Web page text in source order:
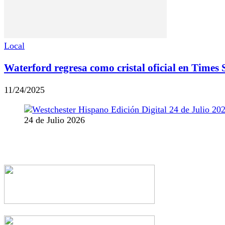
Local
Waterford regresa como cristal oficial en Times
11/24/2025
24 de Julio 2026